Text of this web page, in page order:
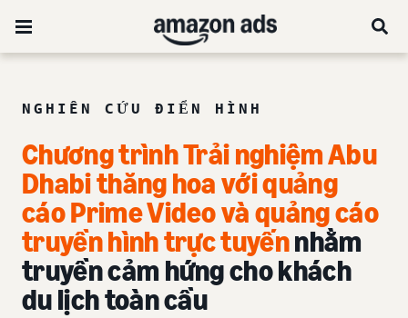
NGHIÊN CỨU ĐIỂN HÌNH
Chương trình Trải nghiệm Abu
Dhabi thăng hoa với quảng
cáo Prime Video và quảng cáo
truyền hình trực tuyếnnhằm
truyền cảm hứng cho khách
du lịch toàn cầu